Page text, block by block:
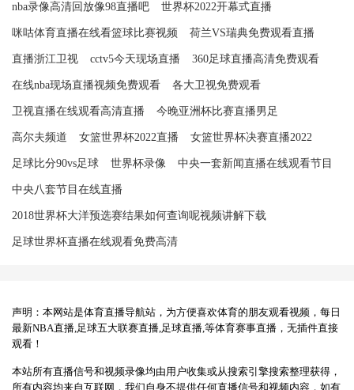
nba录像高清回放像98直播吧 世界杯2022开幕式直播
咪咕体育直播在线看篮球比赛视频 荷兰VS瑞典免费观看直播
直播浙江卫视 cctv5今天现场直播 360足球直播高清免费观看
在线nba现场直播视频免费观看 各大卫视免费观看
卫视直播在线观看高清直播 今晚亚洲杯比赛直播男足
高尔夫频道 女篮世界杯2022直播 女篮世界杯决赛直播2022
足球比分90vs足球 世界杯录像 中央一套新闻直播在线观看节目
中央八套节目在线直播
2018世界杯大洋预选赛结果如何查询呢视频讲解下载
足球世界杯直播在线观看免费高清
声明：本网站是体育直播导航站，为方便喜欢体育的朋友观看视频，每日
最新NBA直播,足球五大联赛直播,足球直播,等体育赛事直播，无插件直接
观看！
本站所有直播信号和视频录像均由用户收集或从搜索引擎搜索整理获得，
所有内容均来自互联网，我们自身不提供任何直播信号和视频内容，如有